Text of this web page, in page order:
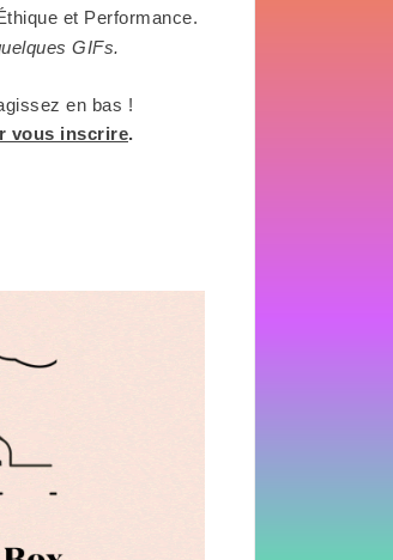
et Performance.
GIFs.
en bas !
vous inscrire.